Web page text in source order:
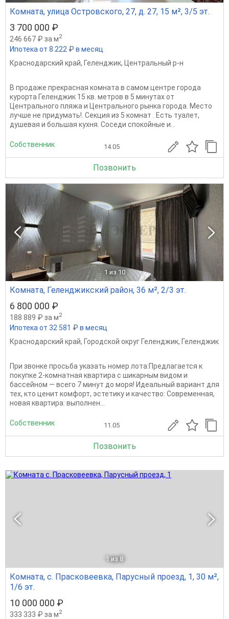
Комната, улица Островского, 27, д. 27, 15 м², 3/5 эт.
3 700 000 ₽
246 667 ₽ за м2
Ипотека от 8 222 ₽ в месяц
Краснодарский край, Геленджик, Центральный р-н
В продаже прекрасная комната в самом центре города
курорта Геленджик 15 кв. метров в 5 минутах от
Центрального пляжа и Центрального рынка города. Место
лучше не придумать!. Секция из 5 комнат . Есть туалет,
душевая и большая кухня. Соседи спокойные и...
Собственник 14.05
Позвонить
1 из 10
Комната, Геленджикский район, 36 м², 2/3 эт.
6 800 000 ₽
188 889 ₽ за м2
Ипотека от 32 581 ₽ в месяц
Краснодарский край, Городской округ Геленджик, Геленджик
При звонке просьба указать номер лота:Предлагается к
покупке 2-комнатная квартира с шикарным видом и
бассейном — всего 7 минут до моря! Идеальный вариант для
тех, кто ценит комфорт, эстетику и качество: Современная,
новая квартира: выполнен...
Собственник 11.05
Позвонить
1 из 8
Комната, с. Прасковеевка, Парусный проезд, 1, 30 м²,
1/6 эт.
10 000 000 ₽
333 333 ₽ за м2